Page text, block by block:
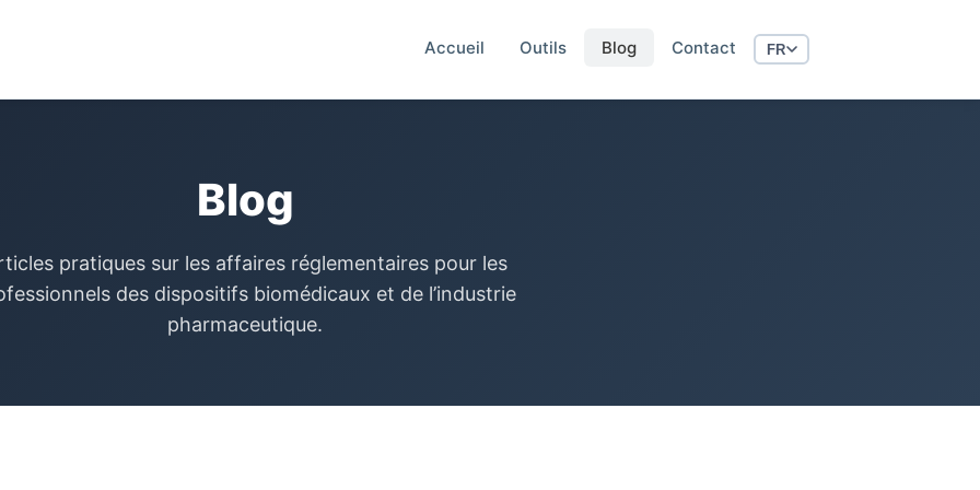
Accueil Outils Blog Contact FR
Blog
pratiques sur les affaires réglementaires pour les
des dispositifs biomédicaux et de l’industrie
pharmaceutique.